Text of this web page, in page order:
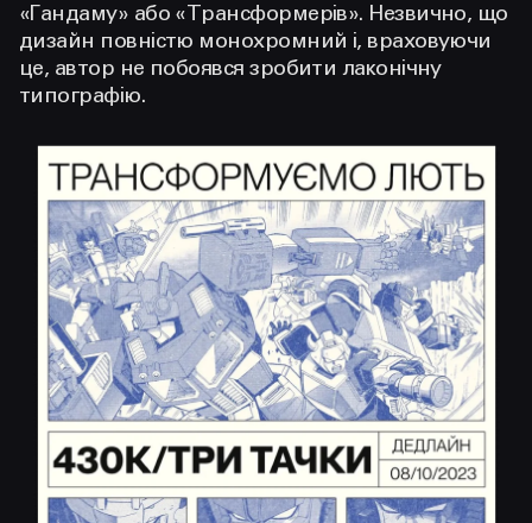
«Гандаму» або «Трансформерів». Незвично, що
дизайн повністю монохромний і, враховуючи
це, автор не побоявся зробити лаконічну
типографію.